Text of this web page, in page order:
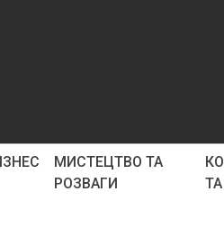
МИСТЕЦТВО ТА
РОЗВАГИ